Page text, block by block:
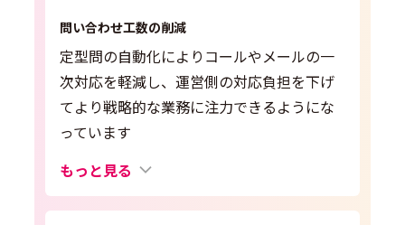
問い合わせ工数の削減
定型問の自動化によりコールやメールの一
次対応を軽減し、運営側の対応負担を下げ
てより戦略的な業務に注力できるようにな
っています
もっと見る